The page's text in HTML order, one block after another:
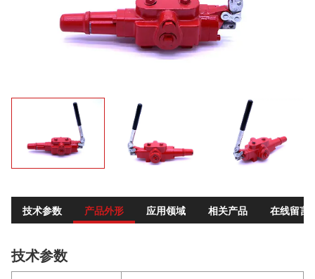
技术参数 产品外形 应用领域 相关产品 在线留言
技术参数